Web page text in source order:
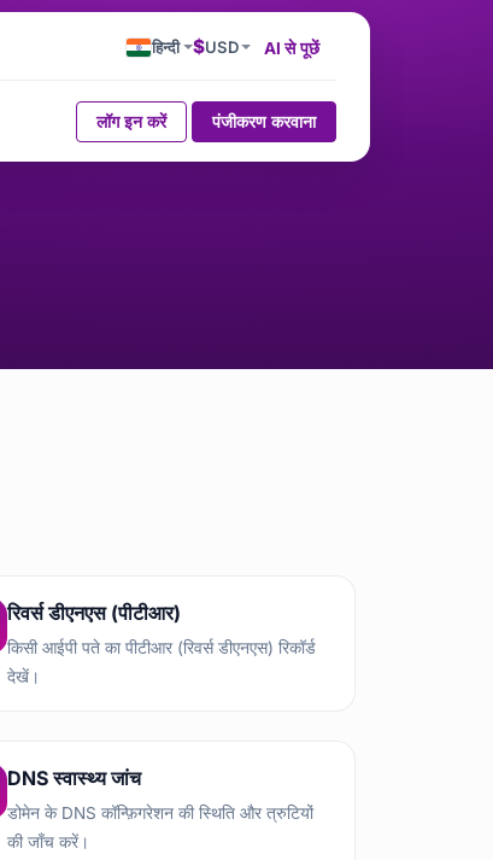
हिन्दी $USD AI से पूछें
लॉग इन करें पंजीकरण करवाना
रिवर्स डीएनएस (पीटीआर)
किसी आईपी पते का पीटीआर (रिवर्स डीएनएस) रिकॉर्ड
देखें।
DNS स्वास्थ्य जांच
डोमेन के DNS कॉन्फ़िगरेशन की स्थिति और त्रुटियों
की जाँच करें।